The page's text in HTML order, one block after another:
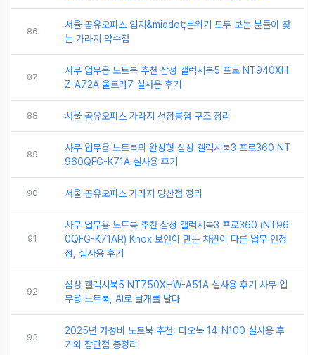
86
서울 공유오피스 입지&middot;분위기 모두 보는 분들이 찾
는 가라지 약수점
87
사무 업무용 노트북 추천 삼성 갤럭시북5 프로 NT940XH
Z-A72A 울트라7 실사용 후기
88 서울 공유오피스 가라지 선정릉점 구조 정리
89
사무 업무용 노트북의 완성형 삼성 갤럭시북3 프로360 NT
960QFG-K71A 실사용 후기
90 서울 공유오피스 가라지 당산점 정리
91
사무 업무용 노트북 추천 삼성 갤럭시북3 프로360 (NT96
0QFG-K71AR) Knox 보안이 만든 차원이 다른 업무 안정
성, 실사용 후기
92
삼성 갤럭시북5 NT750XHW-A51A 실사용 후기 사무 업
무용 노트북, AI로 날개를 달다
93
2025년 가성비 노트북 추천: 다오북 14-N100 실사용 후
기와 장단점 총정리